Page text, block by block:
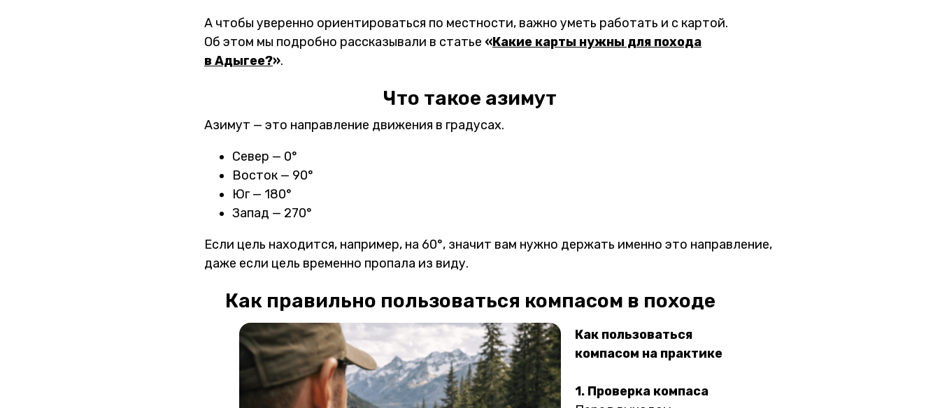
А чтобы уверенно ориентироваться по местности, важно уметь работать и с картой.
Об этом мы подробно рассказывали в статье «Какие карты нужны для похода
в Адыгее?».
Что такое азимут
Азимут — это направление движения в градусах.
Север — 0°
Восток — 90°
Юг — 180°
Запад — 270°
Если цель находится, например, на 60°, значит вам нужно держать именно это направление,
даже если цель временно пропала из виду.
Как правильно пользоваться компасом в походе
Как пользоваться
компасом на практике
1. Проверка компаса